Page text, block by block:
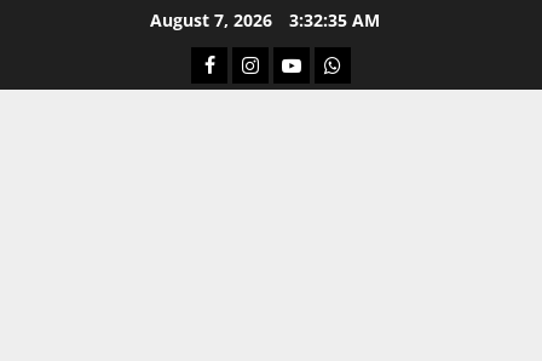
August 7, 2026 3:32:36 AM
Facebook
Instagram
YoutubeWhatsapp